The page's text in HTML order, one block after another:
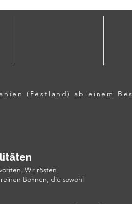
(Festland) ab einem
Wir rösten
Bohnen, die sowohl